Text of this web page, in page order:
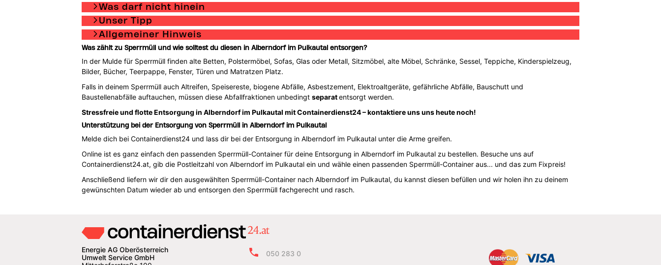
Was darf nicht hinein
Unser Tipp
Allgemeiner Hinweis
Was zählt zu Sperrmüll und wie solltest du diesen in Alberndorf im Pulkautal entsorgen?
In der Mulde für Sperrmüll finden alte Betten, Polstermöbel, Sofas, Glas oder Metall, Sitzmöbel, alte Möbel, Schränke, Sessel, Teppiche, Kinderspielzeug,
Bilder, Bücher, Teerpappe, Fenster, Türen und Matratzen Platz.
Falls in deinem Sperrmüll auch Altreifen, Speisereste, biogene Abfälle, Asbestzement, Elektroaltgeräte, gefährliche Abfälle, Bauschutt und
Baustellenabfälle auftauchen, müssen diese Abfallfraktionen unbedingt separatentsorgt werden.
Stressfreie und flotte Entsorgung in Alberndorf im Pulkautal mit Containerdienst24 – kontaktiere uns uns heute noch!
Unterstützung bei der Entsorgung von Sperrmüll in Alberndorf im Pulkautal
Melde dich bei Containerdienst24 und lass dir bei der Entsorgung in Alberndorf im Pulkautal unter die Arme greifen.
Online ist es ganz einfach den passenden Sperrmüll-Container für deine Entsorgung in Alberndorf im Pulkautal zu bestellen. Besuche uns auf
Containerdienst24.at, gib die Postleitzahl von Alberndorf im Pulkautal ein und wähle einen passenden Sperrmüll-Container aus... und das zum Fixpreis!
Anschließend liefern wir dir den ausgewählten Sperrmüll-Container nach Alberndorf im Pulkautal, du kannst diesen befüllen und wir holen ihn zu deinem
gewünschten Datum wieder ab und entsorgen den Sperrmüll fachgerecht und rasch.
Energie AG Oberösterreich
Umwelt Service GmbH
050 283 0